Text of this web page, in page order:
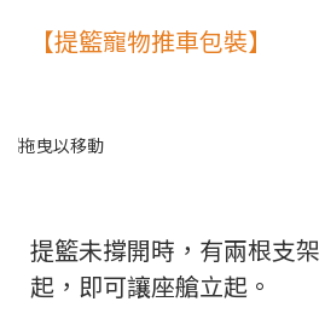
【提籃寵物推車包裝】
提籃未撐開時，有兩根支
起，即可讓座艙立起。